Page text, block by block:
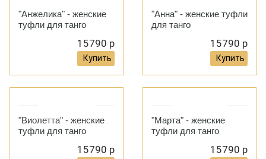
"Анжелика" - женские
туфли для танго
15790 р
Купить
"Анна" - женские туфли
для танго
15790 р
Купить
"Виолетта" - женские
туфли для танго
15790 р
"Марта" - женские
туфли для танго
15790 р